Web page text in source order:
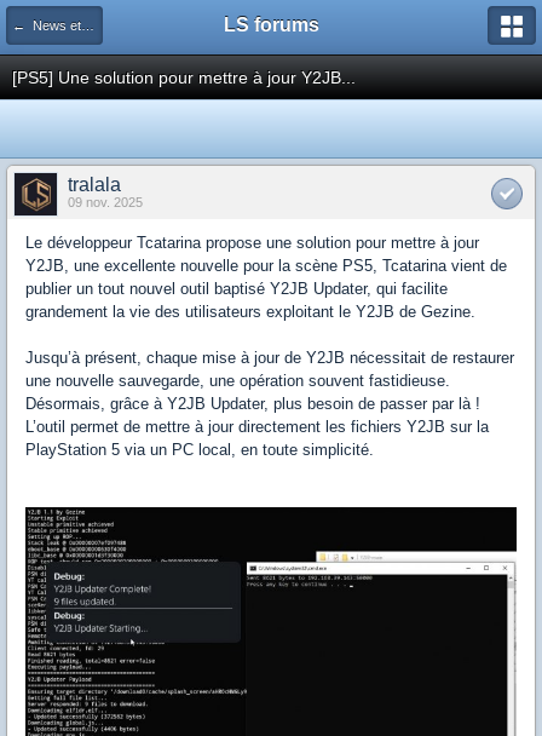
← News et actualités postées sur LS LS forums
[PS5] Une solution pour mettre à jour Y2JB...
tralala
09 nov. 2025
Le développeur Tcatarina propose une solution pour mettre à jour
Y2JB, une excellente nouvelle pour la scène PS5, Tcatarina vient de
publier un tout nouvel outil baptisé Y2JB Updater, qui facilite
grandement la vie des utilisateurs exploitant le Y2JB de Gezine.
Jusqu’à présent, chaque mise à jour de Y2JB nécessitait de restaurer
une nouvelle sauvegarde, une opération souvent fastidieuse.
Désormais, grâce à Y2JB Updater, plus besoin de passer par là !
L’outil permet de mettre à jour directement les fichiers Y2JB sur la
PlayStation 5 via un PC local, en toute simplicité.